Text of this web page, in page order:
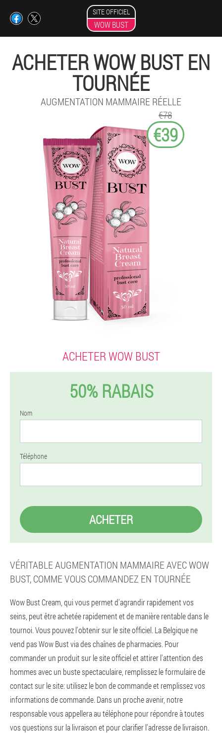
SITE OFFICIEL
WOW BUST
ACHETER WOW BUST EN
TOURNÉE
AUGMENTATION MAMMAIRE RÉELLE
€78
€39
ACHETER WOW BUST
50% RABAIS
Nom
Téléphone
ACHETER
VÉRITABLE AUGMENTATION MAMMAIRE AVEC WOW
BUST, COMME VOUS COMMANDEZ EN TOURNÉE
Wow Bust Cream, qui vous permet d'agrandir rapidement vos
seins, peut être achetée rapidement et de manière rentable dans le
tournoi. Vous pouvez l'obtenir sur le site officiel. La Belgique ne
vend pas Wow Bust via des chaînes de pharmacies. Pour
commander un produit sur le site officiel et attirer l'attention des
hommes avec un buste spectaculaire, remplissez le formulaire de
contact sur le site: utilisez le bon de commande et remplissez vos
informations de commande. Dans un proche avenir, notre
responsable vous appellera au téléphone pour répondre à toutes
vos questions sur la livraison et pour clarifier l'adresse de livraison.